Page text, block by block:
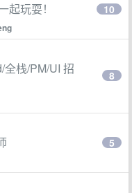
起玩耍！ 10
全栈/PM/UI 招
8
5